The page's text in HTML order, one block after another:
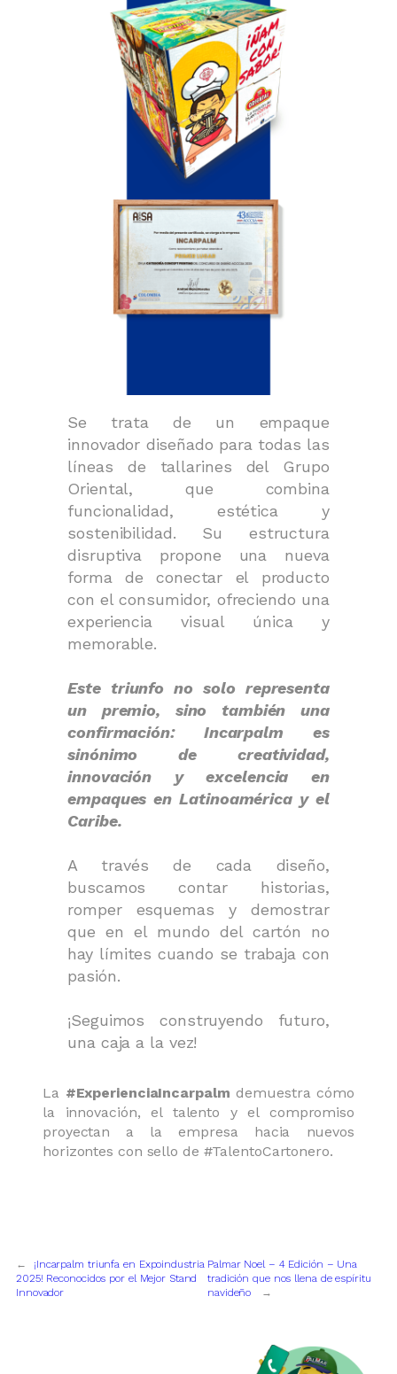
Se trata de un empaque
innovador diseñado para todas las
líneas de tallarines del Grupo
Oriental, que combina
funcionalidad, estética y
sostenibilidad. Su estructura
disruptiva propone una nueva
forma de conectar el producto
con el consumidor, ofreciendo una
experiencia visual única y
memorable.
Este triunfo no solo representa
un premio, sino también una
confirmación: Incarpalm es
sinónimo de creatividad,
innovación y excelencia en
empaques en Latinoamérica y el
Caribe.
A través de cada diseño,
buscamos contar historias,
romper esquemas y demostrar
que en el mundo del cartón no
hay límites cuando se trabaja con
pasión.
¡Seguimos construyendo futuro,
una caja a la vez!
La #ExperienciaIncarpalm demuestra cómo
la innovación, el talento y el compromiso
proyectan a la empresa hacia nuevos
horizontes con sello de #TalentoCartonero.
←
¡Incarpalm triunfa en Expoindustria
2025! Reconocidos por el Mejor Stand
Innovador
Palmar Noel – 4 Edición – Una
tradición que nos llena de espíritu
navideño
→